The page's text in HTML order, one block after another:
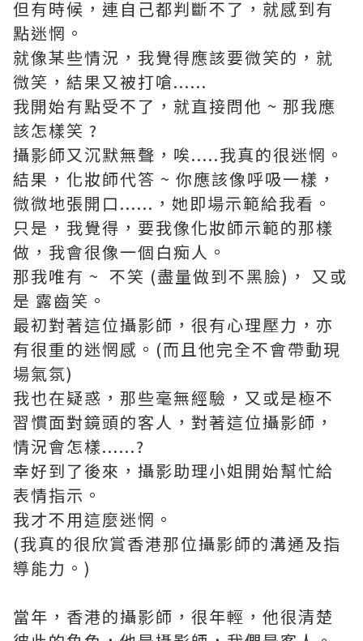
但有時候，連自己都判斷不了，就感到有
點迷惘。
就像某些情況，我覺得應該要微笑的，就
微笑，結果又被打嗆......
我開始有點受不了，就直接問他 ~ 那我應
該怎樣笑 ?
攝影師又沉默無聲，唉.....我真的很迷惘。
結果，化妝師代答 ~ 你應該像呼吸一樣，
微微地張開口......，她即場示範給我看。
只是，我覺得，要我像化妝師示範的那樣
做，我會很像一個白痴人。
那我唯有 ~ 不笑 (盡量做到不黑臉)， 又或
是 露齒笑。
最初對著這位攝影師，很有心理壓力，亦
有很重的迷惘感。(而且他完全不會帶動現
場氣氛)
我也在疑惑，那些毫無經驗，又或是極不
習慣面對鏡頭的客人，對著這位攝影師，
情況會怎樣......?
幸好到了後來，攝影助理小姐開始幫忙給
表情指示。
我才不用這麼迷惘。
(我真的很欣賞香港那位攝影師的溝通及指
導能力。)
當年，香港的攝影師，很年輕，他很清楚